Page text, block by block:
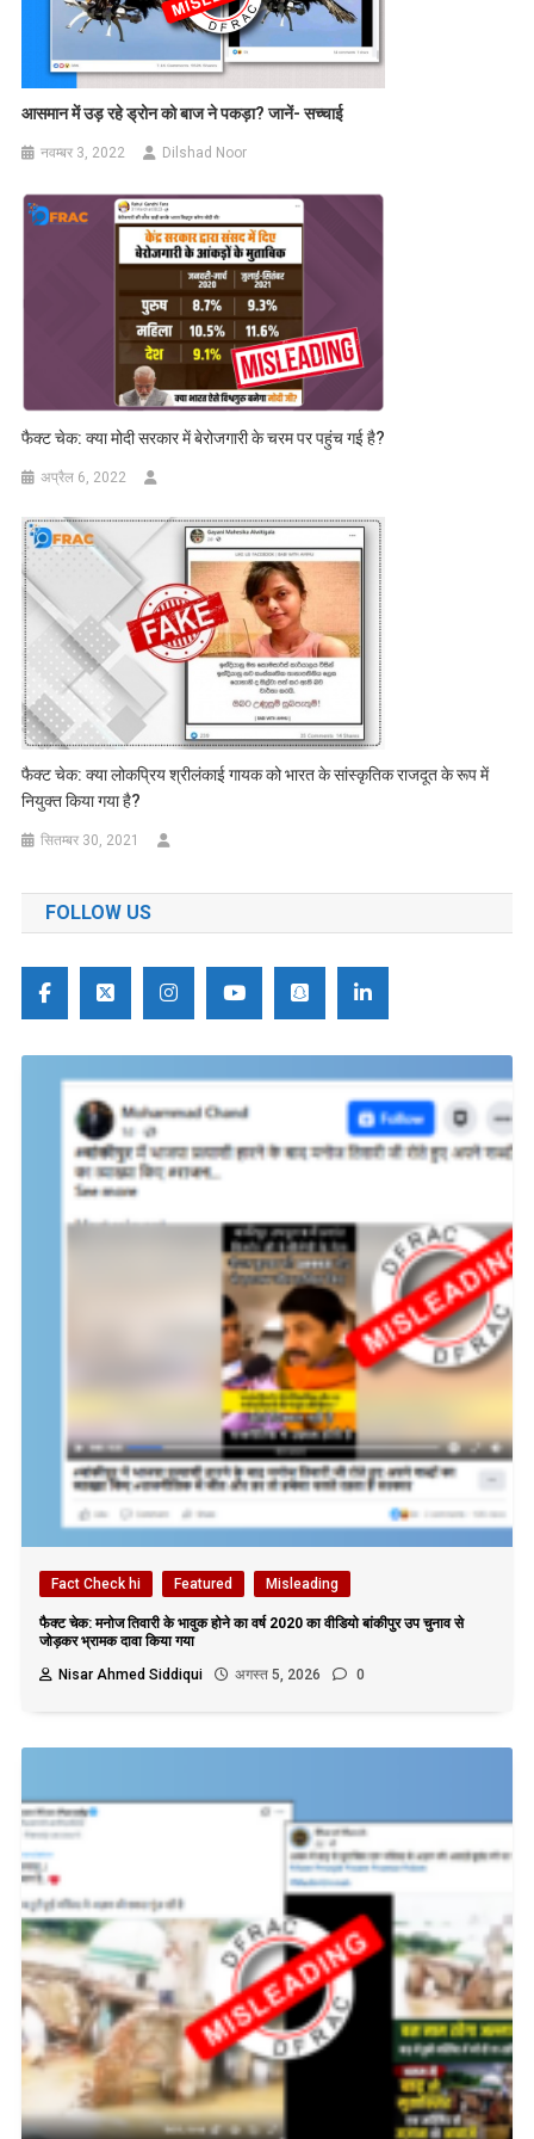
आसमान में उड़ रहे ड्रोन को बाज ने पकड़ा? जानें- सच्चाई
नवम्बर 3, 2022 Dilshad Noor
फैक्ट चेक: क्या मोदी सरकार में बेरोजगारी के चरम पर पहुंच गई है?
अप्रैल 6, 2022
फैक्ट चेक: क्या लोकप्रिय श्रीलंकाई गायक को भारत के सांस्कृतिक राजदूत के रूप में
नियुक्त किया गया है?
सितम्बर 30, 2021
FOLLOW US
Fact Check hi Featured Misleading
फैक्ट चेक: मनोज तिवारी के भावुक होने का वर्ष 2020 का वीडियो बांकीपुर उप चुनाव से
जोड़कर भ्रामक दावा किया गया
Nisar Ahmed Siddiqui
अगस्त 5, 2026 0